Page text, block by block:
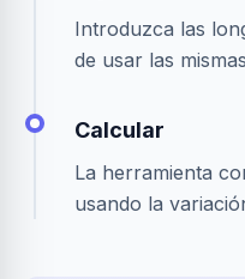
Introduzca las
de usar las
Calcular
La herramienta
usando la